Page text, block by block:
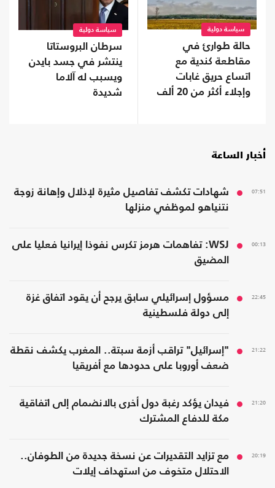
سياسة دولية
حالة طوارئ في
مقاطعة كندية مع
اتساع حريق غابات
وإجلاء أكثر من 20 ألف
سياسة دولية
سرطان البروستاتا
ينتشر في جسد بايدن
ويسبب له آلاما
شديدة
أخبار الساعة
07:51
شهادات تكشف تفاصيل مثيرة لإذلال وإهانة زوجة
نتنياهو لموظفي منزلها
00:13
WSJ: تفاهمات هرمز تكرس نفوذا إيرانيا فعليا على
المضيق
22:45
مسؤول إسرائيلي سابق يرجح أن يقود اتفاق غزة
إلى دولة فلسطينية
21:22
"إسرائيل" تراقب أزمة سبتة.. المغرب يكشف نقطة
ضعف أوروبا على حدودها مع أفريقيا
21:20
فيدان يؤكد رغبة دول أخرى بالانضمام إلى اتفاقية
مكة للدفاع المشترك
20:19
مع تزايد التقديرات عن نسخة جديدة من الطوفان..
الاحتلال متخوف من استهداف إيلات